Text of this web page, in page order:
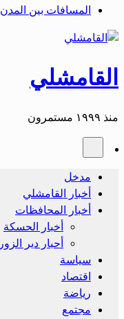
المسافات بين المدن
القامشلي
منذ ١٩٩٩ مستمرون
مدخل
أخبار القامشلي
أخبار المحافظات
أخبار الحسكة
أحبار دير الزور
سياسة
اقتصاد
رياضة
مجتمع